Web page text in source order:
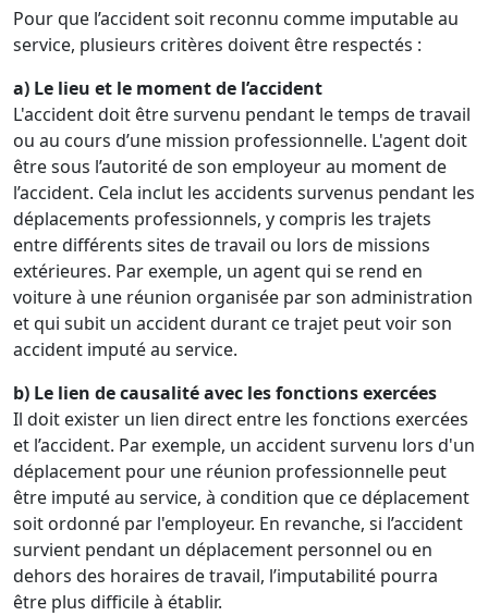
Pour que l’accident soit reconnu comme imputable au
service, plusieurs critères doivent être respectés :
a) Le lieu et le moment de l’accident
L'accident doit être survenu pendant le temps de travail
ou au cours d’une mission professionnelle. L'agent doit
être sous l’autorité de son employeur au moment de
l’accident. Cela inclut les accidents survenus pendant les
déplacements professionnels, y compris les trajets
entre différents sites de travail ou lors de missions
extérieures. Par exemple, un agent qui se rend en
voiture à une réunion organisée par son administration
et qui subit un accident durant ce trajet peut voir son
accident imputé au service.
b) Le lien de causalité avec les fonctions exercées
Il doit exister un lien direct entre les fonctions exercées
et l’accident. Par exemple, un accident survenu lors d'un
déplacement pour une réunion professionnelle peut
être imputé au service, à condition que ce déplacement
soit ordonné par l'employeur. En revanche, si l’accident
survient pendant un déplacement personnel ou en
dehors des horaires de travail, l’imputabilité pourra
être plus difficile à établir.